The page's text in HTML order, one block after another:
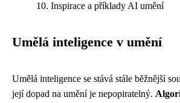
Inspirace a příklady AI umění
Umělá inteligence v umění
Umělá inteligence se stává stále běžnější
její dopad na umění je nepopiratelný.